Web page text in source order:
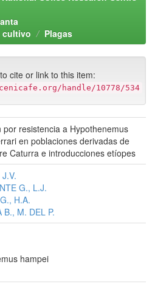
cultivo
Plagas
cite or link to this item:
handle/10778/534
por resistencia a Hypothenemus
en poblaciones derivadas de
Caturra e introducciones etíopes
G., L.J.
H.A.
B., M. DEL P.
hampei